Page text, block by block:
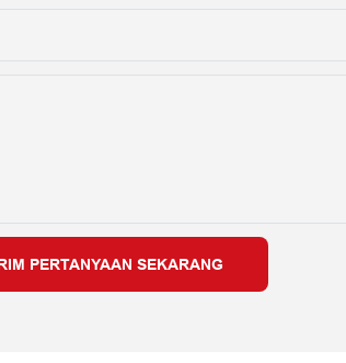
PERTANYAAN SEKARANG